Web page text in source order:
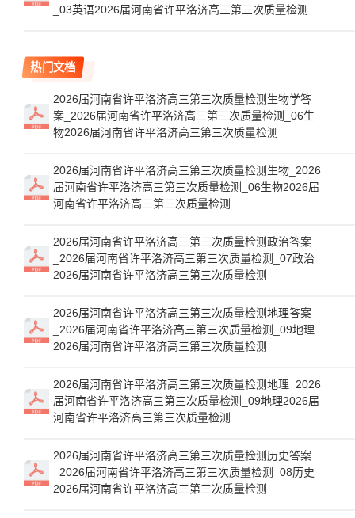
_03英语2026届河南省许平洛济高三第三次质量检测
热门文档
2026届河南省许平洛济高三第三次质量检测生物学答
案_2026届河南省许平洛济高三第三次质量检测_06生
物2026届河南省许平洛济高三第三次质量检测
2026届河南省许平洛济高三第三次质量检测生物_2026
届河南省许平洛济高三第三次质量检测_06生物2026届
河南省许平洛济高三第三次质量检测
2026届河南省许平洛济高三第三次质量检测政治答案
_2026届河南省许平洛济高三第三次质量检测_07政治
2026届河南省许平洛济高三第三次质量检测
2026届河南省许平洛济高三第三次质量检测地理答案
_2026届河南省许平洛济高三第三次质量检测_09地理
2026届河南省许平洛济高三第三次质量检测
2026届河南省许平洛济高三第三次质量检测地理_2026
届河南省许平洛济高三第三次质量检测_09地理2026届
河南省许平洛济高三第三次质量检测
2026届河南省许平洛济高三第三次质量检测历史答案
_2026届河南省许平洛济高三第三次质量检测_08历史
2026届河南省许平洛济高三第三次质量检测